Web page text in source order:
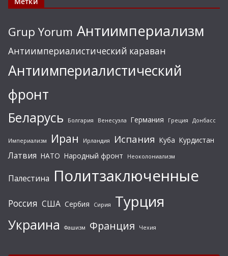
Grup Yorum Антиимпериализм
Антиимпериалистический караван
Антиимпериалистический
фронт
Беларусь Болгария Венесуэла Германия Греция Донбасс
Империализм Иран Ирландия Испания Куба Курдистан
Латвия НАТО Народный фронт Неоколониализм
Палестина Политзаключенные
Россия США Сербия Сирия Турция
Украина Фашизм Франция Чехия